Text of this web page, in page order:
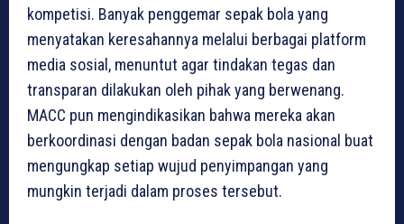
kompetisi. Banyak penggemar sepak bola yang
menyatakan keresahannya melalui berbagai platform
media sosial, menuntut agar tindakan tegas dan
transparan dilakukan oleh pihak yang berwenang.
MACC pun mengindikasikan bahwa mereka akan
berkoordinasi dengan badan sepak bola nasional buat
mengungkap setiap wujud penyimpangan yang
mungkin terjadi dalam proses tersebut.